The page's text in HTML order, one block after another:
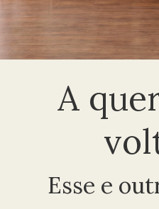
A
Esse e